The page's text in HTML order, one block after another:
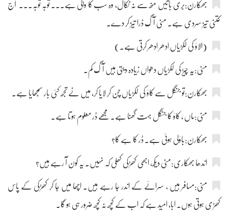
بھکارن:بری باتیں منھ سے نہ نکال، وہ سب کا والی ہے۔۔۔ توبہ توبہ۔۔۔ آج
کتنی تیز سردی ہے۔ منی آگ ذرا تیز کر دے۔
(الاؤ کی لکڑیاں ادھر ادھر کرتی ہے۔)
منی:یہ چیڑ کی لکڑیاں دھواں زیادہ دیتی ہیں آگ کم۔
بھکارن:تو جنگل سے کاؤ کی لکڑیاں چن کر لایا کر، میں نے تجھ کئی بار سمجھایا ہے۔
منی:ماں ، کاؤ کا جنگل بہت گھنا ہے۔ مجھے ڈر معلوم ہوتا ہے۔
بھکارن:باؤلی ہوئی ہے۔ ڈر کا ہے کا؟
اندھا بھکاری:منی دیکھ، ابھی کھڑکی کھلی کہ نہیں۔ یہ کون آ رہے ہیں؟
منی:مسافر ہیں ، سرائے کے اندر جا رہے ہیں۔ اچھا میں جا کر کھڑکی کے پاس
کھڑی ہوتی ہوں۔ ابا، امید ہے کہ اب کے کچھ نہ کچھ ضرور ہی ہو گا۔